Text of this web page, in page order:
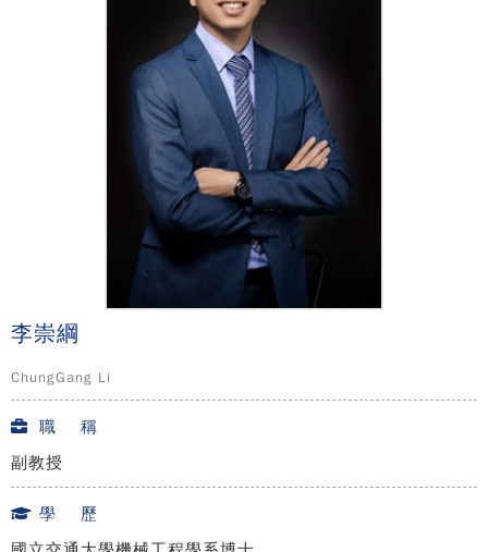
李崇綱
ChungGang Li
職 稱
副教授
學 歷